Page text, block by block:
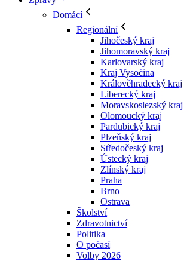
Domácí
Regionální
Jihočeský kraj
Jihomoravský kraj
Karlovarský kraj
Kraj Vysočina
Králověhradecký kraj
Liberecký kraj
Moravskoslezský kraj
Olomoucký kraj
Pardubický kraj
Plzeňský kraj
Středočeský kraj
Ústecký kraj
Zlínský kraj
Praha
Brno
Ostrava
Školství
Zdravotnictví
Politika
O počasí
Volby 2026